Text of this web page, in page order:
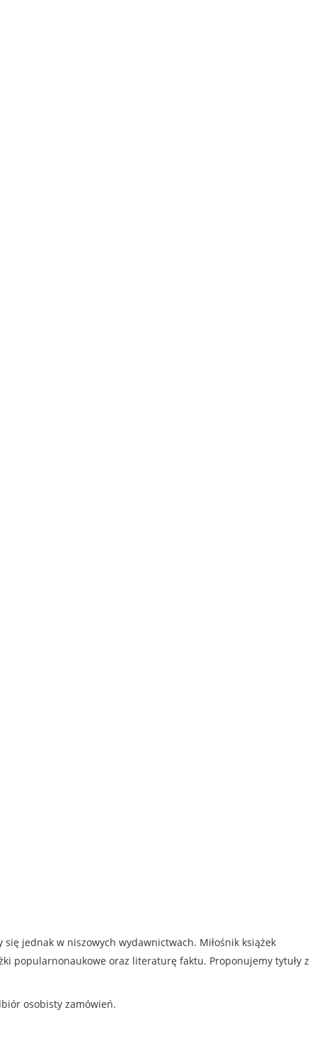
jednak w niszowych wydawnictwach. Miłośnik książek
popularnonaukowe oraz literaturę faktu. Proponujemy tytuły z
osobisty zamówień.